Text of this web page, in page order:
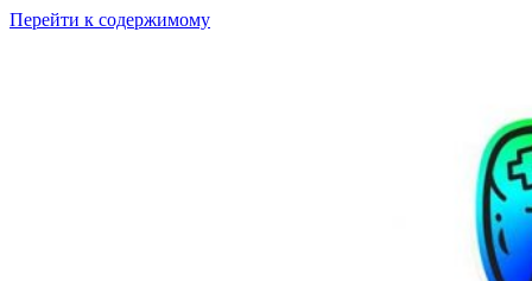
Перейти к содержимому